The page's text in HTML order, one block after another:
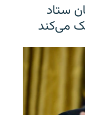
ستاد
هک می‌کند